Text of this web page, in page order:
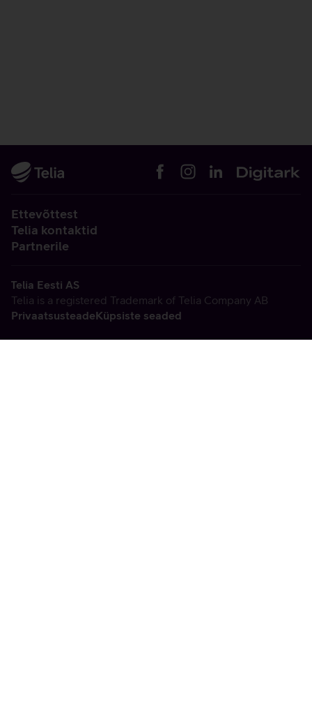
Ettevõttest
Telia kontaktid
Partnerile
Telia Eesti AS
Telia is a registered Trademark of Telia Company AB
PrivaatsusteadeKüpsiste seaded